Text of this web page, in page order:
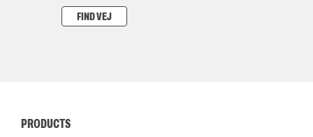
FIND VEJ
PRODUCTS